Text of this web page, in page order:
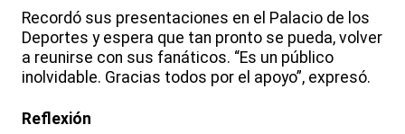
Recordó sus presentaciones en el Palacio de los
Deportes y espera que tan pronto se pueda, volver
a reunirse con sus fanáticos. “Es un público
inolvidable. Gracias todos por el apoyo”, expresó.
Reflexión